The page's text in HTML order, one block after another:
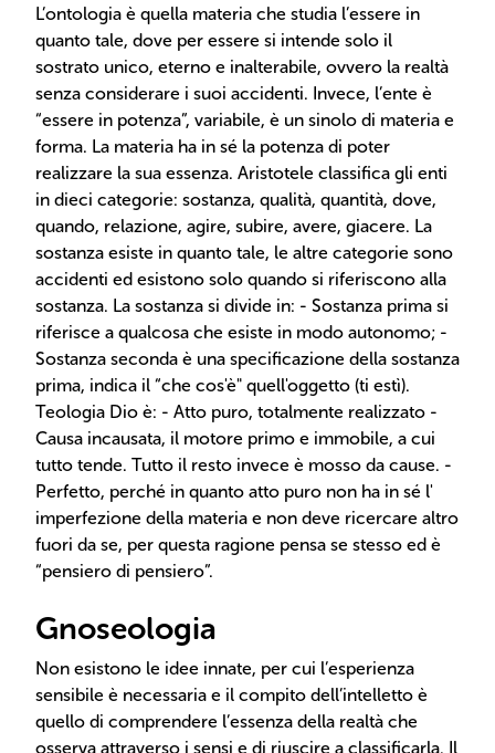
L’ontologia è quella materia che studia l’essere in
quanto tale, dove per essere si intende solo il
sostrato unico, eterno e inalterabile, ovvero la realtà
senza considerare i suoi accidenti. Invece, l’ente è
“essere in potenza”, variabile, è un sinolo di materia e
forma. La materia ha in sé la potenza di poter
realizzare la sua essenza. Aristotele classifica gli enti
in dieci categorie: sostanza, qualità, quantità, dove,
quando, relazione, agire, subire, avere, giacere. La
sostanza esiste in quanto tale, le altre categorie sono
accidenti ed esistono solo quando si riferiscono alla
sostanza. La sostanza si divide in: - Sostanza prima si
riferisce a qualcosa che esiste in modo autonomo; -
Sostanza seconda è una specificazione della sostanza
prima, indica il “che cos'è" quell'oggetto (ti estì).
Teologia Dio è: - Atto puro, totalmente realizzato -
Causa incausata, il motore primo e immobile, a cui
tutto tende. Tutto il resto invece è mosso da cause.‍ -
Perfetto, perché in quanto atto puro non ha in sé l'
imperfezione della materia e non deve ricercare altro
fuori da se, per questa ragione pensa se stesso ed è
“pensiero di pensiero”.
Gnoseologia
Non esistono le idee innate, per cui l’esperienza
sensibile è necessaria e il compito dell’intelletto è
quello di comprendere l’essenza della realtà che
osserva attraverso i sensi e di riuscire a classificarla. Il